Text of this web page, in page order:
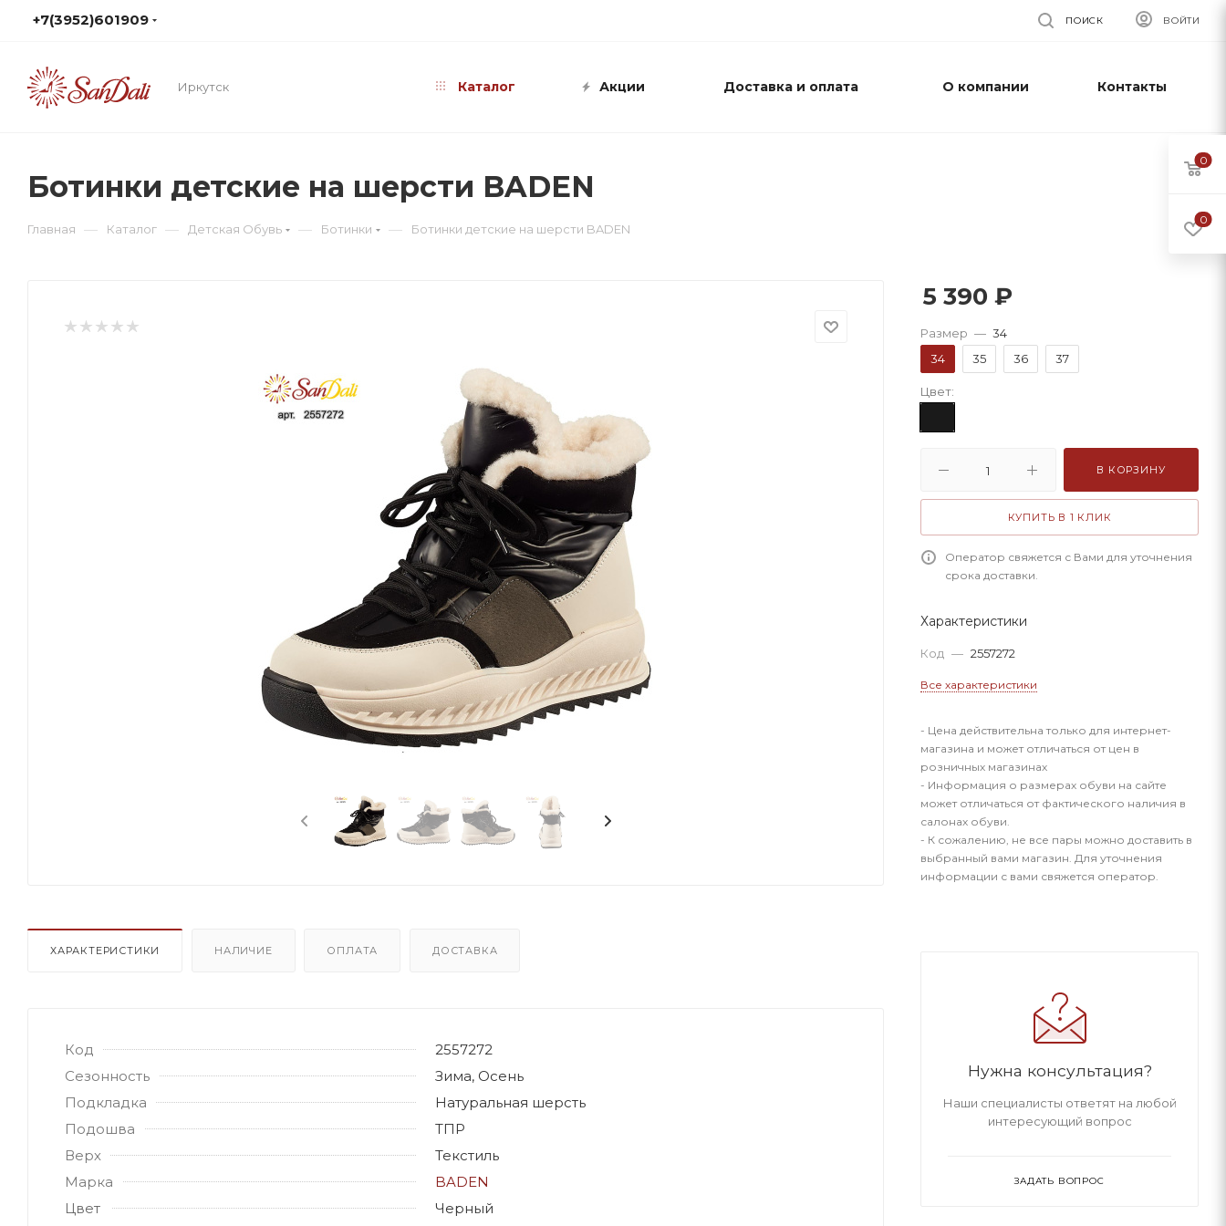
+7(3952)601909 ВОЙТИ
ПОИСК
Иркутск Каталог Акции Доставка и оплата О компании Контакты
Ботинки детские на шерсти BADEN
Главная — Каталог — Детская Обувь — Ботинки — Ботинки детские на шерсти BADEN
ХАРАКТЕРИСТИКИ НАЛИЧИЕ ОПЛАТА ДОСТАВКА
Код
2557272
Сезонность
Зима, Осень
Подкладка
Натуральная шерсть
Подошва
ТПР
Верх
Текстиль
Марка
BADEN
Цвет
Черный
5 390 ₽
Размер — 34
34
35 36 37
Цвет:
В КОРЗИНУ
КУПИТЬ В 1 КЛИК
Оператор свяжется с Вами для уточнения
срока доставки.
Характеристики
Код — 2557272
Все характеристики
- Цена действительна только для интернет-
магазина и может отличаться от цен в
розничных магазинах
- Информация о размерах обуви на сайте
может отличаться от фактического наличия в
салонах обуви.
- К сожалению, не все пары можно доставить в
выбранный вами магазин. Для уточнения
информации с вами свяжется оператор.
Нужна консультация?
Наши специалисты ответят на любой
интересующий вопрос
ЗАДАТЬ ВОПРОС
0
0